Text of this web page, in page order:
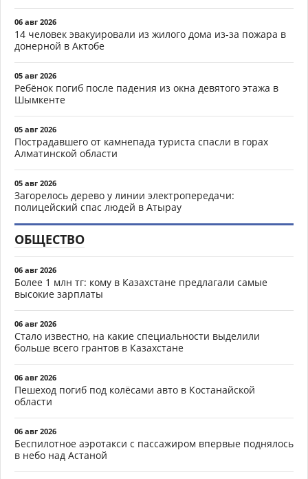
06 авг 2026
14 человек эвакуировали из жилого дома из-за пожара в
донерной в Актобе
05 авг 2026
Ребёнок погиб после падения из окна девятого этажа в
Шымкенте
05 авг 2026
Пострадавшего от камнепада туриста спасли в горах
Алматинской области
05 авг 2026
Загорелось дерево у линии электропередачи:
полицейский спас людей в Атырау
ОБЩЕСТВО
06 авг 2026
Более 1 млн тг: кому в Казахстане предлагали самые
высокие зарплаты
06 авг 2026
Стало известно, на какие специальности выделили
больше всего грантов в Казахстане
06 авг 2026
Пешеход погиб под колёсами авто в Костанайской
области
06 авг 2026
Беспилотное аэротакси с пассажиром впервые поднялось
в небо над Астаной